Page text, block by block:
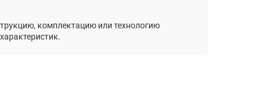
комплектацию или технологию